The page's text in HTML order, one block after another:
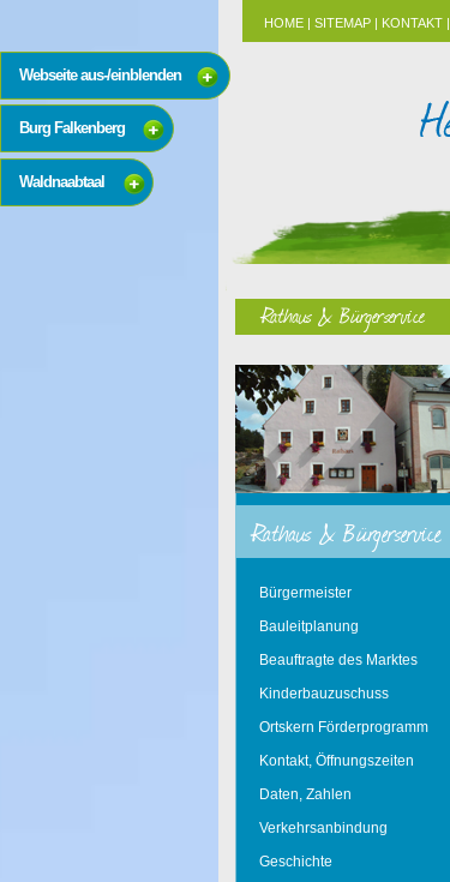
HOME| SITEMAP| KONTAKT|
Rathaus & Bürgerservice
Rathaus & Bürgerservice
Bürgermeister
Bauleitplanung
Beauftragte des Marktes
Kinderbauzuschuss
Ortskern Förderprogramm
Kontakt, Öffnungszeiten
Daten, Zahlen
Verkehrsanbindung
Geschichte
Webseite aus-/einblenden
Burg Falkenberg
Waldnaabtaal